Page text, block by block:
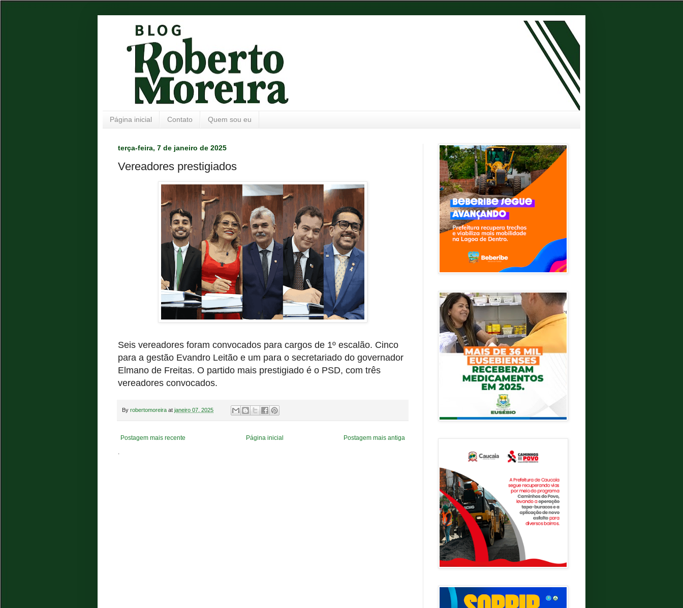
Página inicial Contato Quem sou eu
terça-feira, 7 de janeiro de 2025
Vereadores prestigiados
Seis vereadores foram convocados para cargos de 1º escalão. Cinco
para a gestão Evandro Leitão e um para o secretariado do governador
Elmano de Freitas. O partido mais prestigiado é o PSD, com três
vereadores convocados.
By robertomoreira at janeiro 07, 2025
Postagem mais recente Postagem mais antiga
Página inicial
.